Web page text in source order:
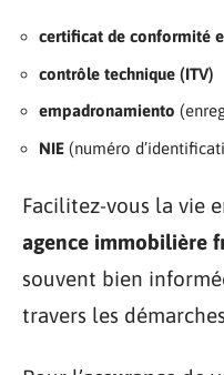
certificat de conformité
contrôle technique (ITV)
empadronamiento
NIE (numéro
Facilitez-vous la vie
agence immobilière
souvent bien
travers les